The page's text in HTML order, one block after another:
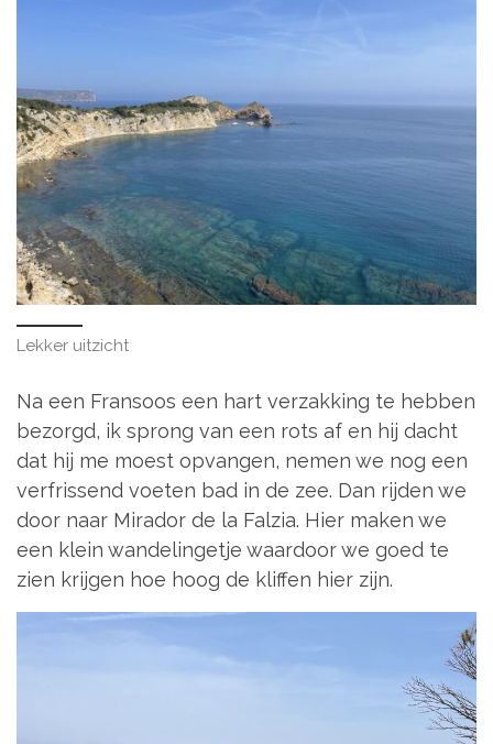
Lekker uitzicht
Na een Fransoos een hart verzakking te hebben
bezorgd, ik sprong van een rots af en hij dacht
dat hij me moest opvangen, nemen we nog een
verfrissend voeten bad in de zee. Dan rijden we
door naar Mirador de la Falzia. Hier maken we
een klein wandelingetje waardoor we goed te
zien krijgen hoe hoog de kliffen hier zijn.